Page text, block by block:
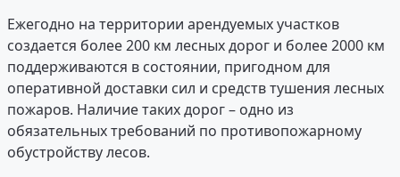
Ежегодно на территории арендуемых участков
создается более 200 км лесных дорог и более 2000 км
поддерживаются в состоянии, пригодном для
оперативной доставки сил и средств тушения лесных
пожаров. Наличие таких дорог – одно из
обязательных требований по противопожарному
обустройству лесов.